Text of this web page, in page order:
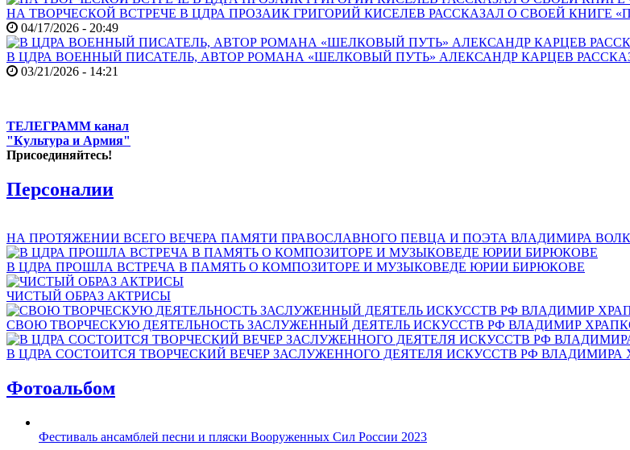
НА ТВОРЧЕСКОЙ ВСТРЕЧЕ В ЦДРА ПРОЗАИК ГРИГОРИЙ КИСЕЛЕВ РАССКАЗАЛ О СВОЕЙ КНИГЕ
04/17/2026 - 20:49
В ЦДРА ВОЕННЫЙ ПИСАТЕЛЬ, АВТОР РОМАНА «ШЕЛКОВЫЙ ПУТЬ» АЛЕКСАНДР КАРЦЕВ
03/21/2026 - 14:21
ТЕЛЕГРАММ канал
"Культура и Армия"
Присоединяйтесь!
Персоналии
НА ПРОТЯЖЕНИИ ВСЕГО ВЕЧЕРА ПАМЯТИ ПРАВОСЛАВНОГО ПЕВЦА И ПОЭТА ВЛАДИМИРА
В ЦДРА ПРОШЛА ВСТРЕЧА В ПАМЯТЬ О КОМПОЗИТОРЕ И МУЗЫКОВЕДЕ ЮРИИ БИРЮКОВЕ
ЧИСТЫЙ ОБРАЗ АКТРИСЫ
СВОЮ ТВОРЧЕСКУЮ ДЕЯТЕЛЬНОСТЬ ЗАСЛУЖЕННЫЙ ДЕЯТЕЛЬ ИСКУССТВ РФ ВЛАДИМИР
В ЦДРА СОСТОИТСЯ ТВОРЧЕСКИЙ ВЕЧЕР ЗАСЛУЖЕННОГО ДЕЯТЕЛЯ ИСКУССТВ РФ ВЛАДИМИРА
Фотоальбом
Фестиваль ансамблей песни и пляски Вооруженных Сил России 2023